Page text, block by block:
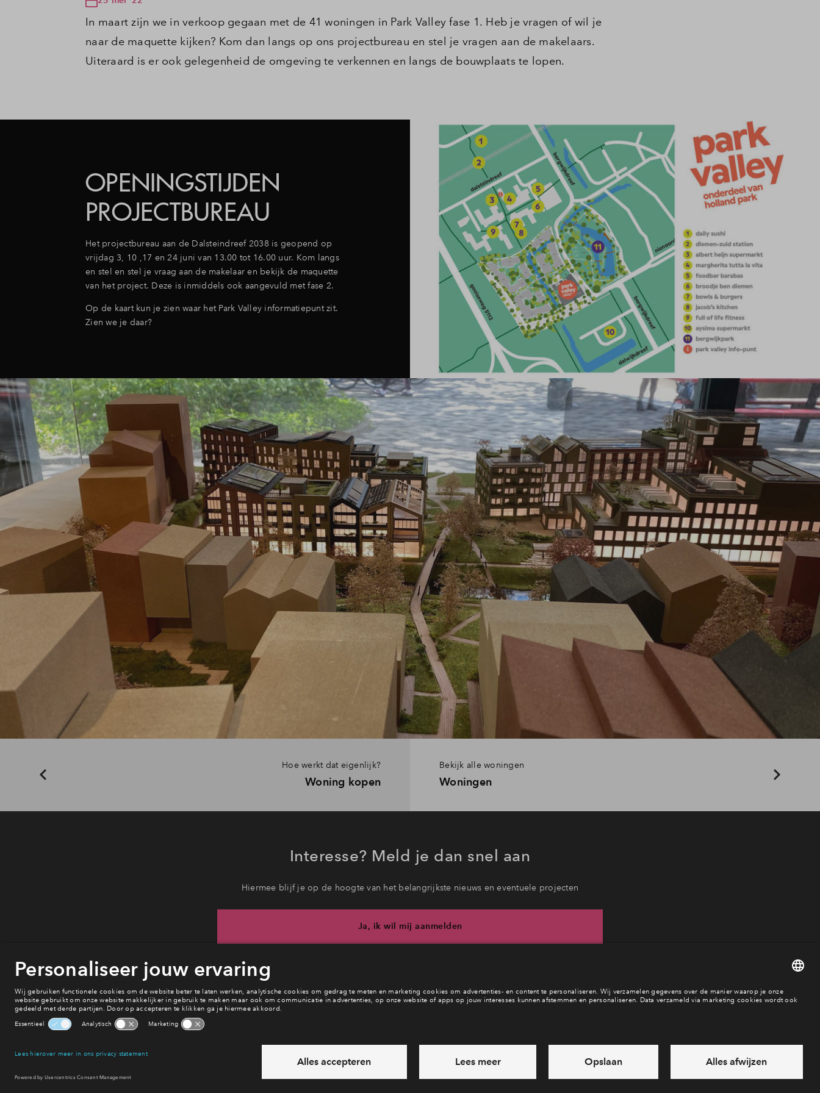
In maart zijn we in verkoop gegaan met de 41 woningen in Park Valley fase 1. Heb je vragen of wil je
naar de maquette kijken? Kom dan langs op ons projectbureau en stel je vragen aan de makelaars.
Uiteraard is er ook gelegenheid de omgeving te verkennen en langs de bouwplaats te lopen.
OPENINGSTIJDEN
PROJECTBUREAU
Het projectbureau aan de Dalsteindreef 2038 is geopend op
vrijdag 3, 10 ,17 en 24 juni van 13.00 tot 16.00 uur. Kom langs
en stel en stel je vraag aan de makelaar en bekijk de maquette
van het project. Deze is inmiddels ook aangevuld met fase 2.
Op de kaart kun je zien waar het Park Valley informatiepunt zit.
Zien we je daar?
Hoe werkt dat eigenlijk?
Woning kopen
Bekijk alle woningen
Woningen
Interesse? Meld je dan snel aan
Hiermee blijf je op de hoogte van het belangrijkste nieuws en eventuele projecten
Ja, ik wil mij aanmelden
Heb je een vraag en wil je direct antwoord? Bel ons op
6 dagen per week beschikbaar (behalve tijdens feestdagen)
via chat en telefoon